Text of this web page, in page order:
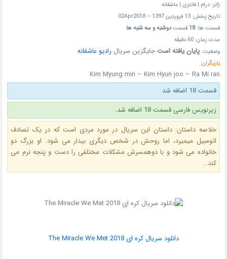
ژانر: درام | فانتزی | عاشقانه
تاریخ پخش: 13 فروردین 1397 – 02Apr2018
قسمت ها:18 قسمتدوشنبه و سه شنبه ها
مدت زمان: 60 دقیقه
وضعیت:پایان یافته است جایگزین سریال رادیو عاشقانه
بازیگران:
Kim Myung min – Kim Hyun joo – Ra Mi ran
قسمت 18 اضافه شد
زیرنویس فارسی قسمت 18 اضافه شد.
خلاصه داستان: داستان این سریال در مورد مردی است که در یک تصادف
اتومبیل میمیرد، اما روحش در شخص دیگری بیدار می شود. او بزرگ دو
خانواده می شود و با دوهمسرش مشکلات مختلفی را دست و پنجه نرم می
کند…
دانلود سریال کره ای The Miracle We Met 2018